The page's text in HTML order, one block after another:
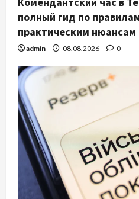
полный гид по
практическим нюансам
admin 08.08.2026 0